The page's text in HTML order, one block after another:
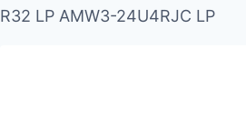
R32 LP AMW3-24U4RJC LP